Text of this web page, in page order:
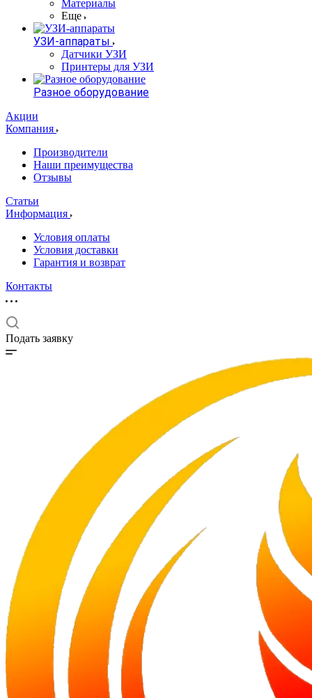
Материалы
Еще
УЗИ-аппараты
Датчики УЗИ
Принтеры для УЗИ
Разное оборудование
Акции
Компания
Производители
Наши преимущества
Отзывы
Статьи
Информация
Условия оплаты
Условия доставки
Гарантия и возврат
Контакты
Подать заявку